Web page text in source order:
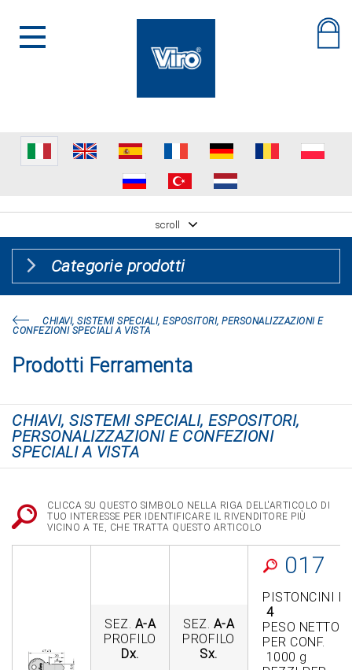
scroll
Categorie prodotti
CHIAVI, SISTEMI SPECIALI, ESPOSITORI, PERSONALIZZAZIONI E
CONFEZIONI SPECIALI A VISTA
Prodotti Ferramenta
CHIAVI, SISTEMI SPECIALI, ESPOSITORI,
PERSONALIZZAZIONI E CONFEZIONI
SPECIALI A VISTA
CLICCA SU QUESTO SIMBOLO NELLA RIGA DELL'ARTICOLO DI
TUO INTERESSE PER IDENTIFICARE IL RIVENDITORE PIÙ
VICINO A TE, CHE TRATTA QUESTO ARTICOLO
SEZ. A-A
PROFILO
Dx.
SEZ. A-A
PROFILO
Sx.
017
PISTONCINI N.
4
PESO NETTO
PER CONF.
1000 g